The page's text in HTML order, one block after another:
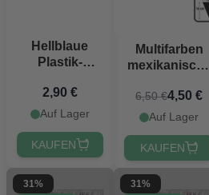
Hellblaue
Plastik-
Girlande - 10
Meter
2,90 €
Auf Lager
KAUFEN
Multifarben
mexikanische
Plastikgirlande
- 6 m
6,50 €4,50 €
Auf Lager
KAUFEN
31%
31%